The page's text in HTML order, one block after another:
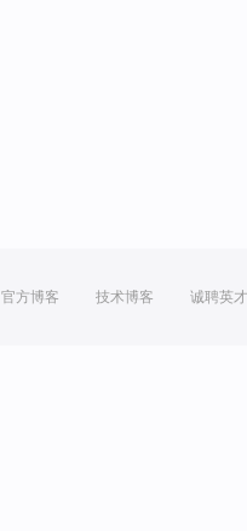
官方博客 技术博客 诚聘英才